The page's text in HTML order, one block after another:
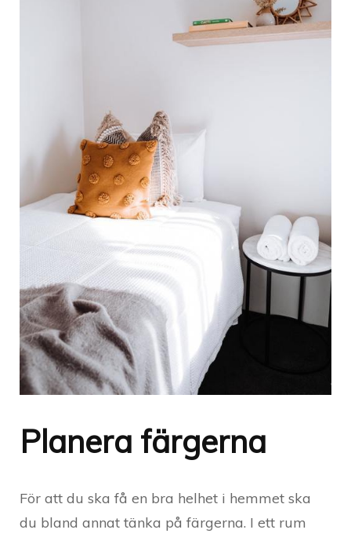
Planera färgerna
För att du ska få en bra helhet i hemmet ska
du bland annat tänka på färgerna. I ett rum